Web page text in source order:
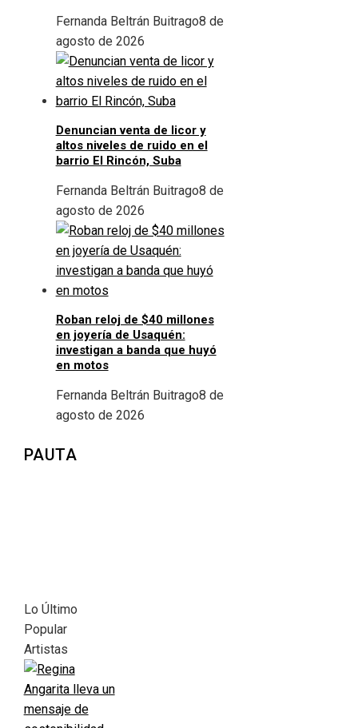
Fernanda Beltrán Buitrago8 de
agosto de 2026
Denuncian venta de licor y
altos niveles de ruido en el
barrio El Rincón, Suba
Fernanda Beltrán Buitrago8 de
agosto de 2026
Roban reloj de $40 millones
en joyería de Usaquén:
investigan a banda que huyó
en motos
Fernanda Beltrán Buitrago8 de
agosto de 2026
PAUTA
Lo Último
Popular
Artistas